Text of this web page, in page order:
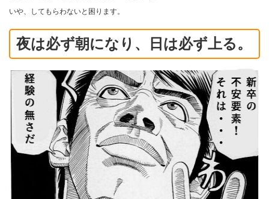
いや、してもらわないと困ります。
夜は必ず朝になり、日は必ず上る。